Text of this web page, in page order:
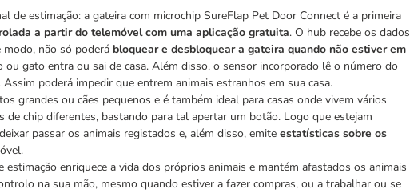
de estimação: a gateira com microchip SureFlap Pet Door Connect é a primeira
a partir do telemóvel com uma aplicação gratuita. O hub recebe os dados
não só poderá bloquear e desbloquear a gateira quando não estiver em
ou gato entra ou sai de casa. Além disso, o sensor incorporado lê o número do
poderá impedir que entrem animais estranhos em sua casa.
grandes ou cães pequenos e é também ideal para casas onde vivem vários
chip diferentes, bastando para tal apertar um botão. Logo que estejam
passar os animais registados e, além disso, emite estatísticas sobre os
enriquece a vida dos próprios animais e mantém afastados os animais
na sua mão, mesmo quando estiver a fazer compras, ou a trabalhar ou se